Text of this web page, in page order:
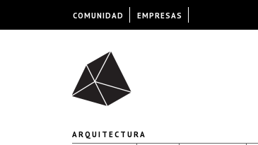
ARQUITECTURA
COMUNIDAD EMPRESAS